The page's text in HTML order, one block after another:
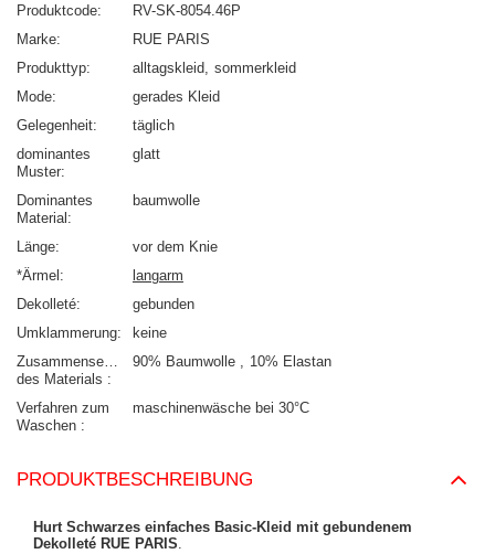
Produktcode
RV-SK-8054.46P
Marke
RUE PARIS
Produkttyp
alltagskleid
sommerkleid
Mode
gerades Kleid
Gelegenheit
täglich
dominantes
Muster
glatt
Dominantes
Material
baumwolle
Länge
vor dem Knie
*Ärmel
langarm
Dekolleté
gebunden
Umklammerung
keine
Zusammensetzung
des Materials
90% Baumwolle 10% Elastan
Verfahren zum
Waschen
maschinenwäsche bei 30°C
PRODUKTBESCHREIBUNG
Hurt Schwarzes einfaches Basic-Kleid mit gebundenem
Dekolleté RUE PARIS.